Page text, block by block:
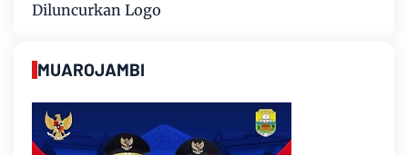
Diluncurkan Logo
MUAROJAMBI